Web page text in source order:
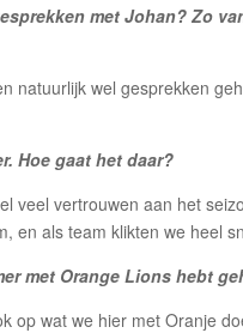
met Johan? Zo
natuurlijk wel gesprekken
Hoe gaat het daar?
veel vertrouwen aan het
en als team klikten we heel
met Orange Lions hebt
op wat we hier met Oranje